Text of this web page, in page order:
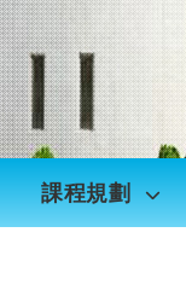
課程規劃